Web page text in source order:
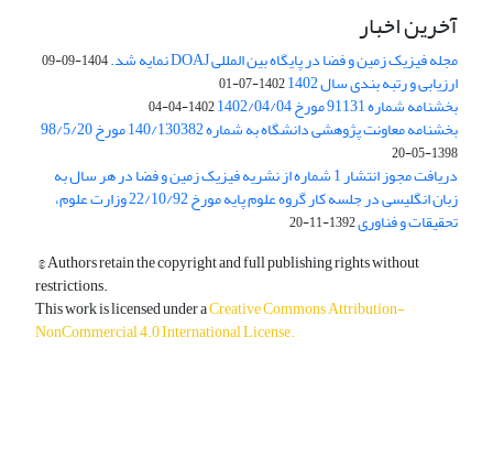
آخرین اخبار
مجله فیزیک زمین و فضا در پایگاه بین المللی DOAJ نمایه شد. 1404-09-09
ارزیابی و رتبه بندی سال 1402 1402-07-01
بخشنامه شماره 91131 مورخ 1402/04/04 1402-04-04
بخشنامه معاونت پژوهشی دانشگاه به شماره 140/130382 مورخ 98/5/20
1398-05-20
دریافت مجوز انتشار 1 شماره از نشریه فیزیک زمین و فضا در هر سال به
زبان انگلیسی در جلسه کار گروه علوم پایه مورخ 22/10/92 وزارت علوم،
تحقیقات و فناوری1392-11-20
© Authors retain the copyright and full publishing rights without
restrictions.
This work is licensed under aCreative Commons Attribution-
NonCommercial 4.0 International License.